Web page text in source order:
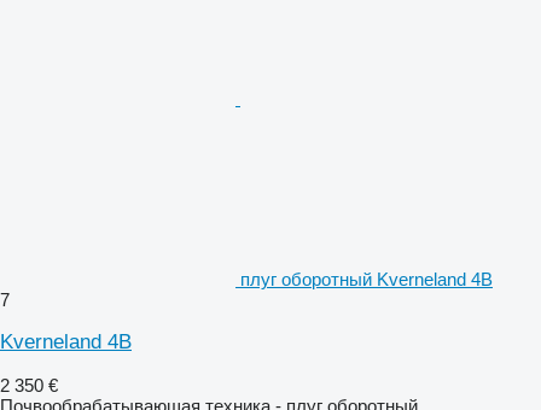
плуг оборотный Kverneland 4B
7
Kverneland 4B
2 350 €
Почвообрабатывающая техника - плуг оборотный